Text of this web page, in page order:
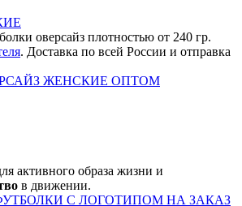
оверсайз плотностью от 240 гр.
. Доставка по всей России и отправка
активного образа жизни и
в движении.